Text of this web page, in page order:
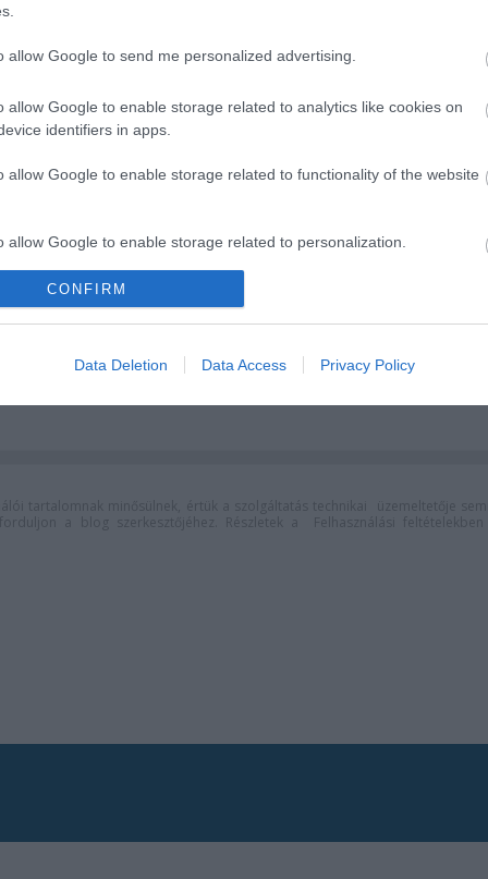
allow Google to send me personalized advertising.
allow Google to enable storage related to analytics like cookies on
identifiers in apps.
allow Google to enable storage related to functionality of the website
allow Google to enable storage related to personalization.
allow Google to enable storage related to security, including
CONFIRM
Data Deletion Data Access Privacy Policy
találkozások
Épül a Dóm téri szabadtéri